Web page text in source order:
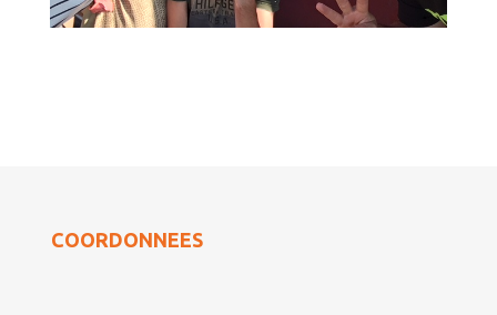
COORDONNEES